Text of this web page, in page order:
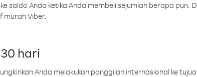
saldo Anda ketika Anda membeli sejumlah berapa pun.
murah Viber.
hari
Anda melakukan panggilan internasional ke